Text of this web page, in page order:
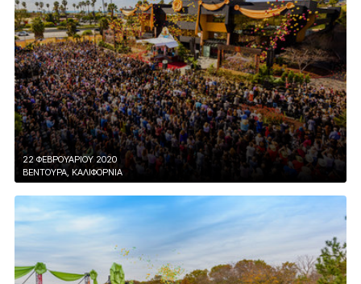
22 ΦΕΒΡΟΥΑΡΙΟΥ 2020
ΒΕΝΤΟΥΡΑ, ΚΑΛΙΦΟΡΝΙΑ